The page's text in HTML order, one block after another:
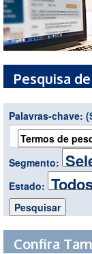
Pesquisa
Palavras-chave:
Segmento:
Estado:
Confira